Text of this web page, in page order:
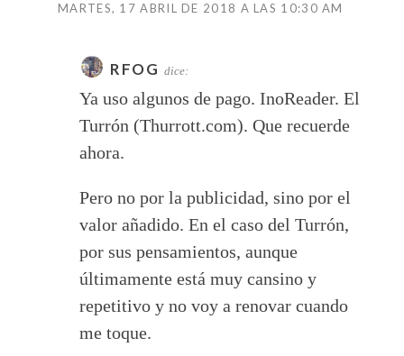
MARTES, 17 ABRIL DE 2018 A LAS 10:30 AM
RFOG dice:
Ya uso algunos de pago. InoReader. El
Turrón (Thurrott.com). Que recuerde
ahora.
Pero no por la publicidad, sino por el
valor añadido. En el caso del Turrón,
por sus pensamientos, aunque
últimamente está muy cansino y
repetitivo y no voy a renovar cuando
me toque.